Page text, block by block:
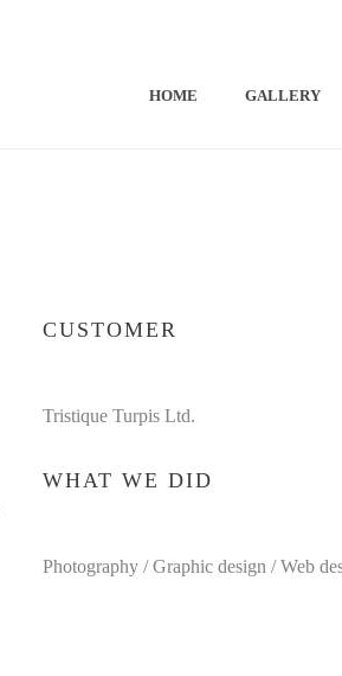
HOME GALLERY
CUSTOMER
Tristique Turpis Ltd.
WHAT WE DID
Photography / Graphic design / Web